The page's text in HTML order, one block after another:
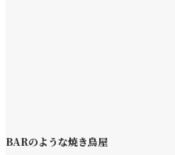
BARのような焼き鳥屋